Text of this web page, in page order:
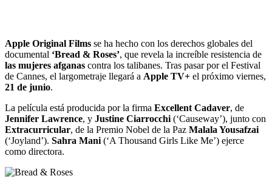
Apple Original Films se ha hecho con los derechos globales del
documental ‘Bread & Roses’, que revela la increíble resistencia de
las mujeres afganas contra los talibanes. Tras pasar por el Festival
de Cannes, el largometraje llegará a Apple TV+ el próximo viernes,
21 de junio.
La película está producida por la firma Excellent Cadaver, de
Jennifer Lawrence, y Justine Ciarrocchi (‘Causeway’), junto con
Extracurricular, de la Premio Nobel de la Paz Malala Yousafzai
(‘Joyland’). Sahra Mani (‘A Thousand Girls Like Me’) ejerce
como directora.